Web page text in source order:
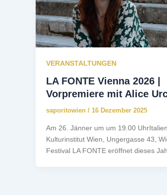
VERANSTALTUNGEN
LA FONTE Vienna 2026 |
Vorpremiere mit Alice
saporitowien / 16 Dezember 2025
Am 26. Jänner um um 19.00
Kulturinstitut Wien, Ungergasse 43,
Festival LA FONTE eröffnet dieses